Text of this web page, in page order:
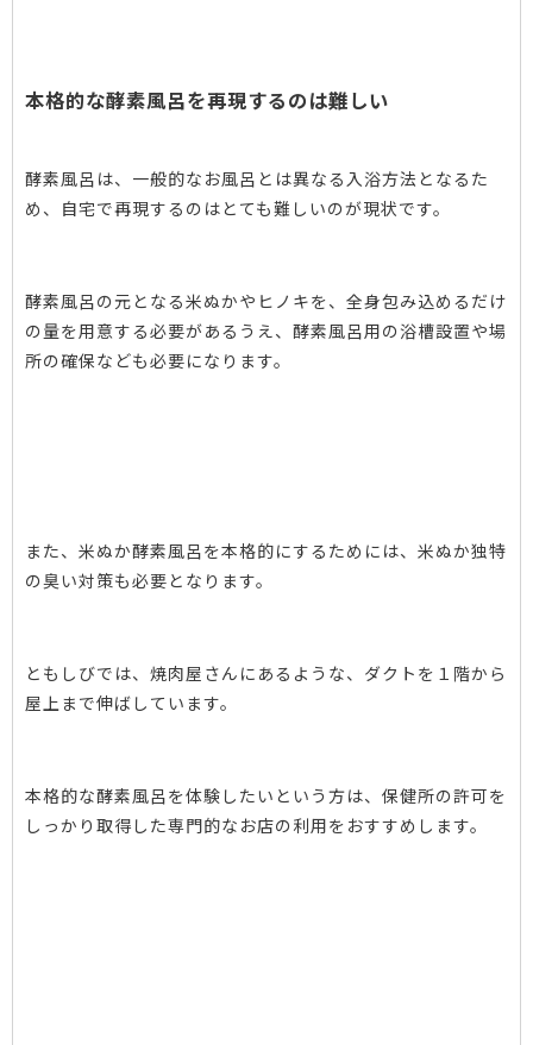
本格的な酵素風呂を再現するのは難しい
酵素風呂は、一般的なお風呂とは異なる入浴方法となるた
め、自宅で再現するのはとても難しいのが現状です。
酵素風呂の元となる米ぬかやヒノキを、全身包み込めるだけ
の量を用意する必要があるうえ、酵素風呂用の浴槽設置や場
所の確保なども必要になります。
また、米ぬか酵素風呂を本格的にするためには、米ぬか独特
の臭い対策も必要となります。
ともしびでは、焼肉屋さんにあるような、ダクトを１階から
屋上まで伸ばしています。
本格的な酵素風呂を体験したいという方は、保健所の許可を
しっかり取得した専門的なお店の利用をおすすめします。